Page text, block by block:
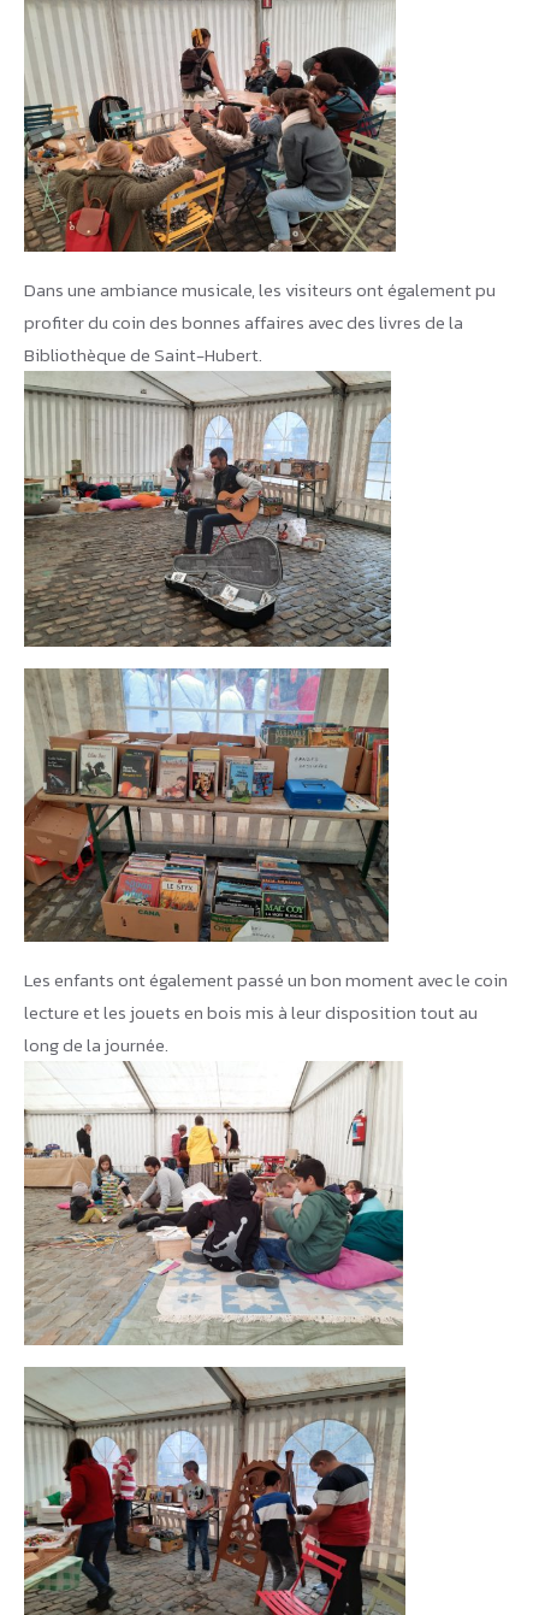
Dans une ambiance musicale, les visiteurs ont également pu
profiter du coin des bonnes affaires avec des livres de la
Bibliothèque de Saint-Hubert.
Les enfants ont également passé un bon moment avec le coin
lecture et les jouets en bois mis à leur disposition tout au
long de la journée.